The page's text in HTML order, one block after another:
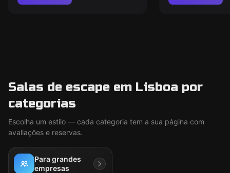
Salas de escape em Lisboa por
categorias
Escolha um estilo — cada categoria tem a sua página com
avaliações e reservas.
Para grandes
empresas